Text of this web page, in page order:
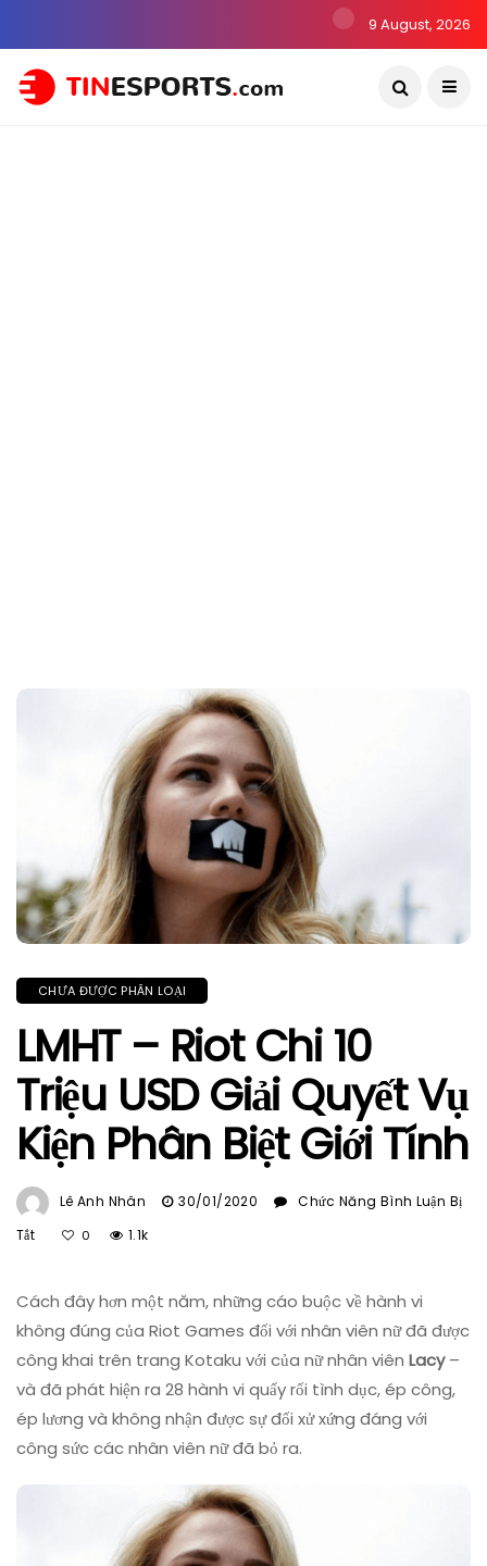
9 August, 2026
CHƯA ĐƯỢC PHÂN LOẠI
LMHT – Riot Chi 10
Triệu USD Giải Quyết Vụ
Kiện Phân Biệt Giới Tính
Lê Anh Nhân 30/01/2020
Chức Năng Bình Luận Bị
Tắt
Riot
Chi
Triệu
USD
Giải
Quyết
0 1.1k
Cách đây hơn một năm, những cáo buộc về hành vi
không đúng của Riot Games đối với nhân viên nữ đã được
công khai trên trang Kotaku với của nữ nhân viên Lacy –
và đã phát hiện ra 28 hành vi quấy rối tình dục, ép công,
ép lương và không nhận được sự đối xử xứng đáng với
công sức các nhân viên nữ đã bỏ ra.